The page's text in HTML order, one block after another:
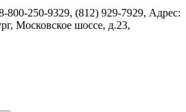
800-250-9329, (812) 929-7929, Адрес:
Московское шоссе, д.23,